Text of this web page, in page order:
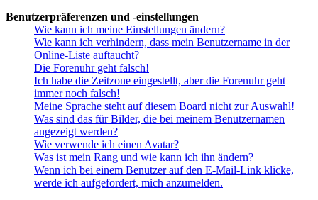
Benutzerpräferenzen und -einstellungen
Wie kann ich meine Einstellungen ändern?
Wie kann ich verhindern, dass mein Benutzername in der
Online-Liste auftaucht?
Die Forenuhr geht falsch!
Ich habe die Zeitzone eingestellt, aber die Forenuhr geht
immer noch falsch!
Meine Sprache steht auf diesem Board nicht zur Auswahl!
Was sind das für Bilder, die bei meinem Benutzernamen
angezeigt werden?
Wie verwende ich einen Avatar?
Was ist mein Rang und wie kann ich ihn ändern?
Wenn ich bei einem Benutzer auf den E-Mail-Link klicke,
werde ich aufgefordert, mich anzumelden.